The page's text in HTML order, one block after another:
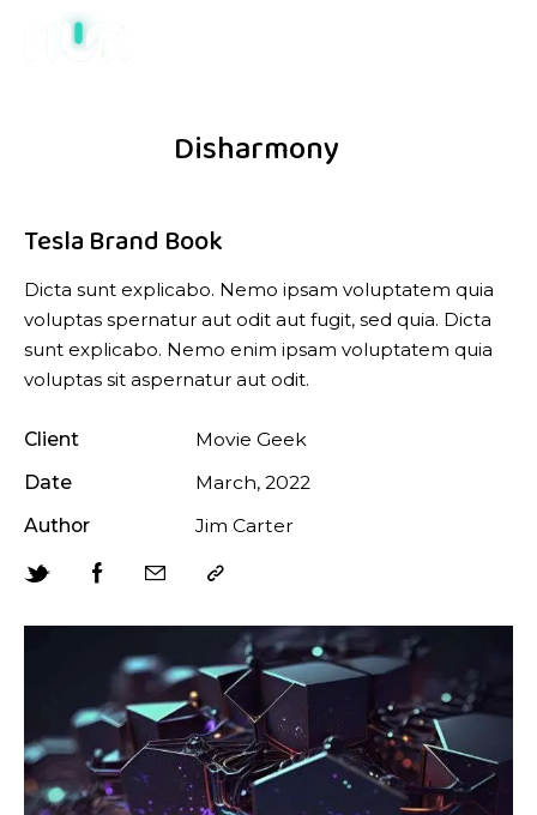
Disharmony
Tesla Brand Book
Dicta sunt explicabo. Nemo ipsam voluptatem quia
voluptas spernatur aut odit aut fugit, sed quia. Dicta
sunt explicabo. Nemo enim ipsam voluptatem quia
voluptas sit aspernatur aut odit.
Client
Movie Geek
Date
March, 2022
Author
Jim Carter